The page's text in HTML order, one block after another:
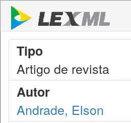
Tipo
Artigo de revista
Autor
Andrade, Elson